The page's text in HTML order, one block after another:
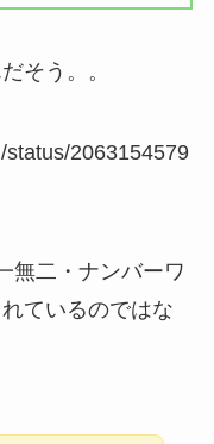
そう。。
2063154579
無二・ナンバーワ
ているのではな